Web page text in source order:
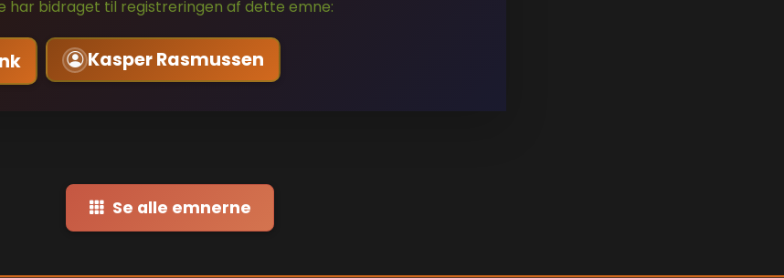
har bidraget til registreringen af dette emne:
Kasper Rasmussen
Se alle emnerne